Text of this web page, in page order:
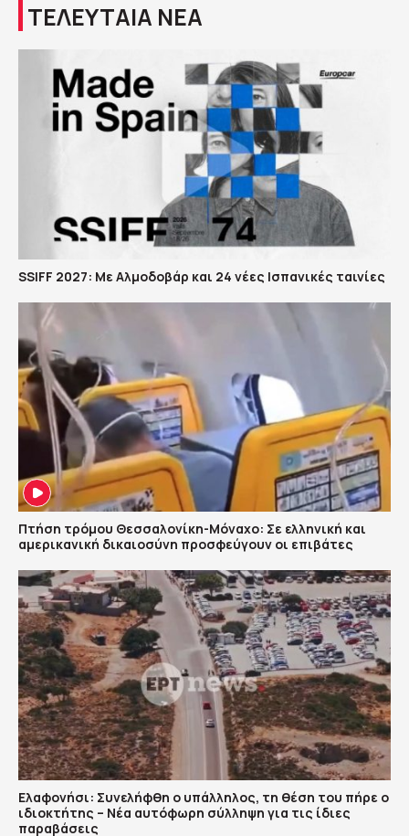
ΤΕΛΕΥΤΑΙΑ ΝΕΑ
SSIFF 2027: Με Αλμοδοβάρ και 24 νέες Ισπανικές ταινίες
Πτήση τρόμου Θεσσαλονίκη-Μόναχο: Σε ελληνική και
αμερικανική δικαιοσύνη προσφεύγουν οι επιβάτες
Ελαφονήσι: Συνελήφθη ο υπάλληλος, τη θέση του πήρε ο
ιδιοκτήτης – Νέα αυτόφωρη σύλληψη για τις ίδιες
παραβάσεις